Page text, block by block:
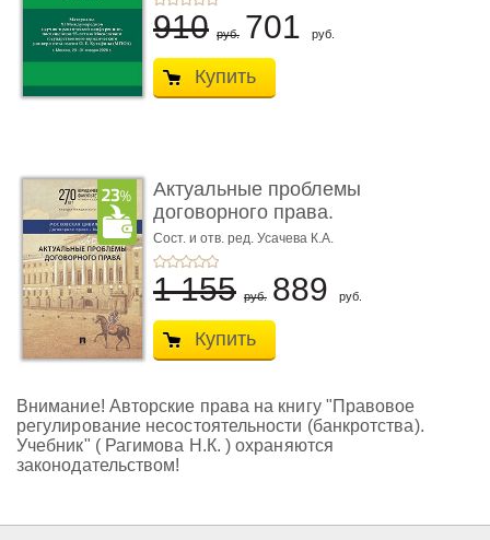
910 руб. 701 руб.
Купить
Актуальные проблемы
договорного права.
Выпуск ...
Сост. и отв. ред. Усачева К.А.
1 155 руб. 889 руб.
Купить
Внимание! Авторские права на книгу "Правовое
регулирование несостоятельности (банкротства).
Учебник" ( Рагимова Н.К. ) охраняются
законодательством!